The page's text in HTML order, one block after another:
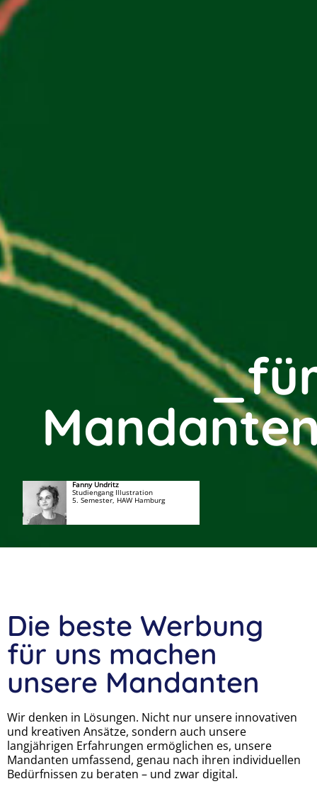
Fanny Undritz
Studiengang Illustration
5. Semester, HAW Hamburg
Die beste Werbung
für uns machen
unsere Mandanten
Wir denken in Lösungen. Nicht nur unsere innovativen
und kreativen Ansätze, sondern auch unsere
langjährigen Erfahrungen ermöglichen es, unsere
Mandanten umfassend, genau nach ihren individuellen
Bedürfnissen zu beraten – und zwar digital.